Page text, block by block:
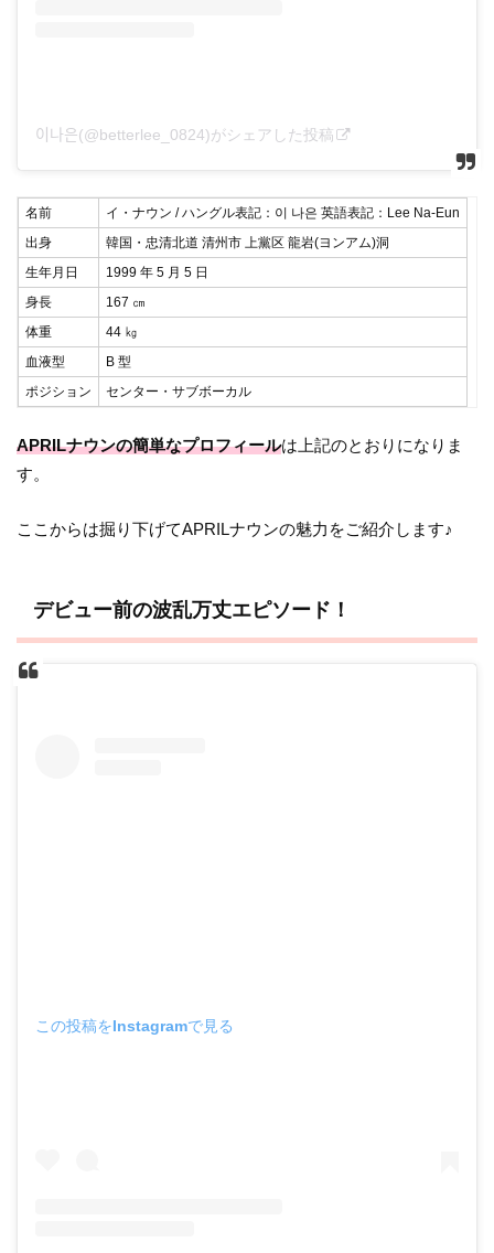
이나은(@betterlee_0824)がシェアした投稿
名前
イ・ナウン / ハングル表記：이 나은 英語表記：Lee Na-Eun
出身
韓国・忠清北道 清州市 上黨区 龍岩(ヨンアム)洞
生年月日
1999 年 5 月 5 日
身長
167 ㎝
体重
44 ㎏
血液型
B 型
ポジション
センター・サブボーカル
APRILナウンの簡単なプロフィールは上記のとおりになりま
す。
ここからは掘り下げてAPRILナウンの魅力をご紹介します♪
デビュー前の波乱万丈エピソード！
この投稿をInstagramで見る